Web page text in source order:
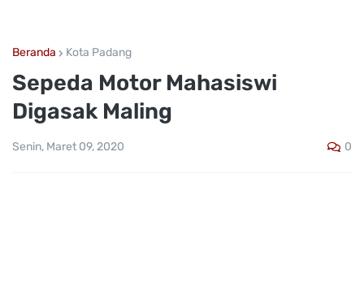
Beranda Kota Padang
Sepeda Motor Mahasiswi
Digasak Maling
Senin, Maret 09, 2020 0